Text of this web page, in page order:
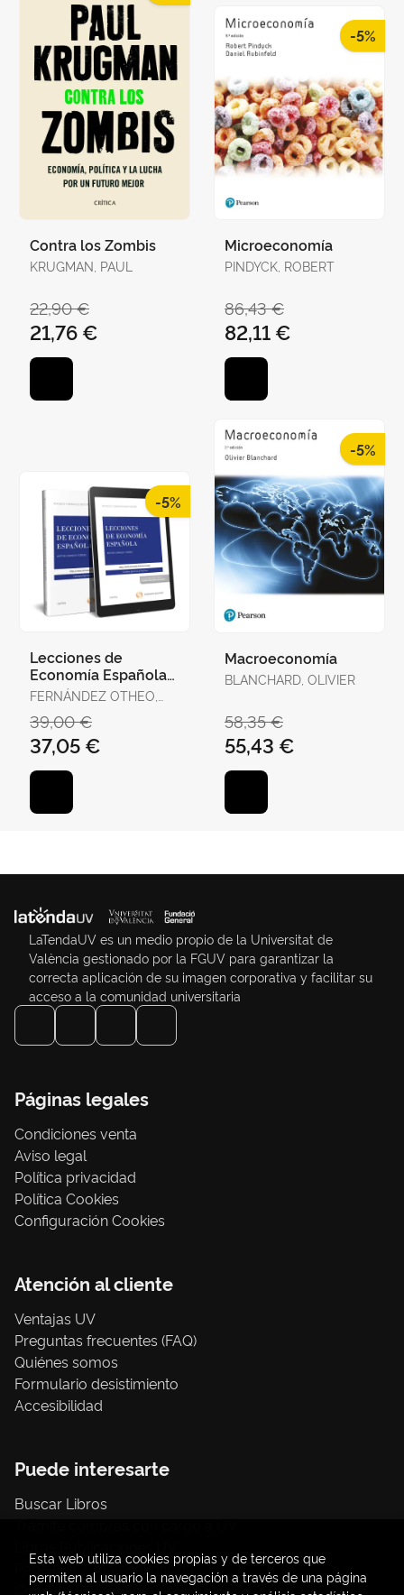
Contra los Zombis
KRUGMAN, PAUL
22,90 €
21,76 €
-5%
Microeconomía
PINDYCK, ROBERT
86,43 €
82,11 €
-5%
Lecciones de
Economía Española
(Papel + E-Book)
FERNÁNDEZ OTHEO,
DELGADO, JOSÉ LUIS /
GARRIDO TORRES,
ANTONI / JIMÉNEZ,
JUAN CARL
39,00 €
37,05 €
-5%
Macroeconomía
BLANCHARD, OLIVIER
58,35 €
55,43 €
LaTendaUV es un medio propio de la Universitat de
València gestionado por la FGUV para garantizar la
correcta aplicación de su imagen corporativa y facilitar su
acceso a la comunidad universitaria
Páginas legales
Condiciones venta
Aviso legal
Política privacidad
Política Cookies
Configuración Cookies
Atención al cliente
Ventajas UV
Preguntas frecuentes (FAQ)
Quiénes somos
Formulario desistimiento
Accesibilidad
Puede interesarte
Buscar Libros
Papelería / material oficina
Consumo Sostenible
Esta web utiliza cookies propias y de terceros que
permiten al usuario la navegación a través de una página